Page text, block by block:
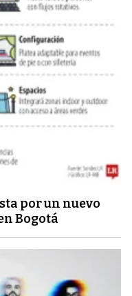
por un nuevo
Bogotá